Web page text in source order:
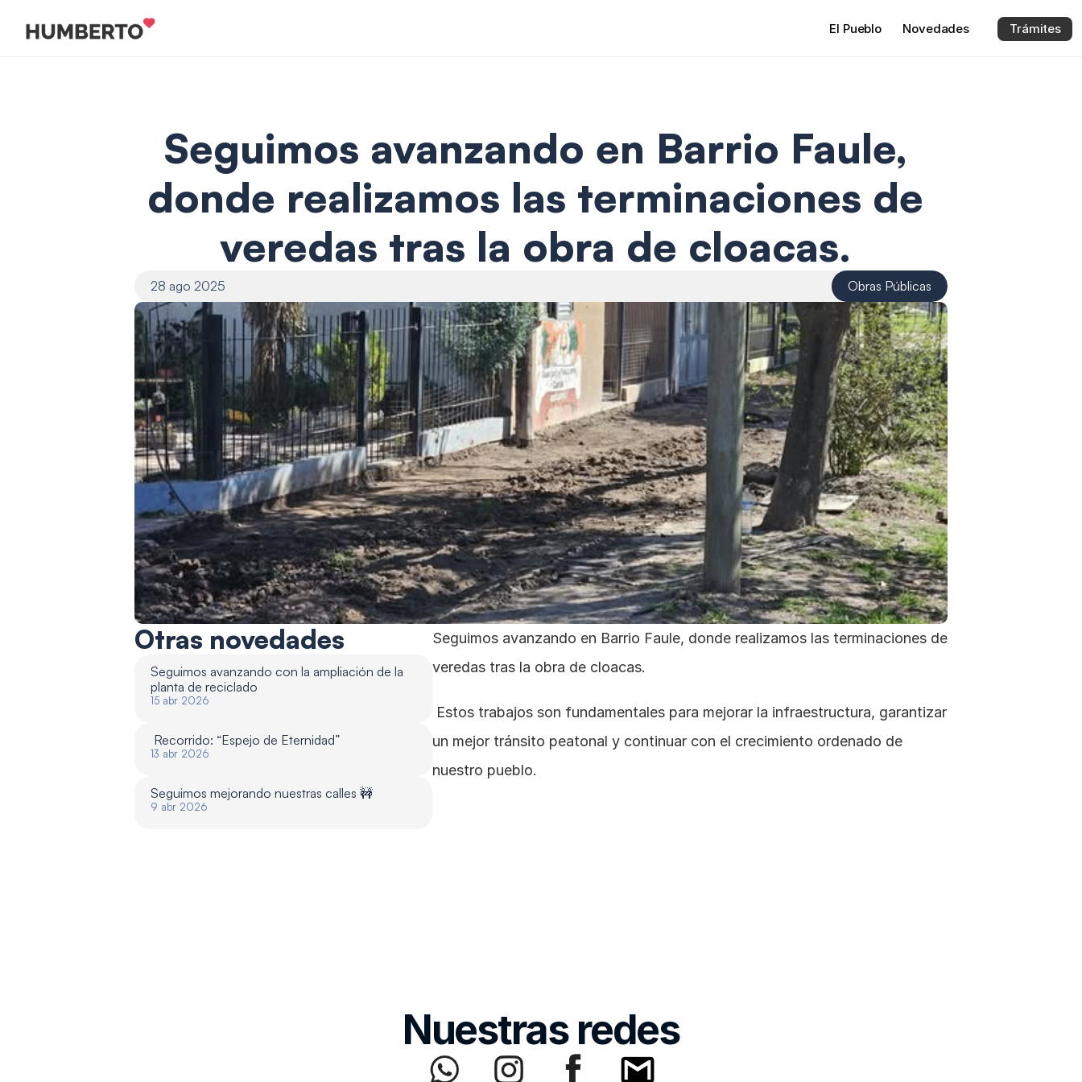
Seguimos avanzando en Barrio Faule,
donde realizamos las terminaciones de
veredas tras la obra de cloacas.
28 ago 2025 Obras Públicas
El Pueblo Novedades Trámites
Otras novedades
Seguimos avanzando con la ampliación de la
planta de reciclado
15 abr 2026
Recorrido: “Espejo de Eternidad”
13 abr 2026
Seguimos mejorando nuestras calles 🚧
9 abr 2026
Seguimos avanzando en Barrio Faule, donde realizamos las terminaciones de
veredas tras la obra de cloacas.
un mejor tránsito peatonal y continuar con el crecimiento ordenado de
nuestro pueblo.
Nuestras redes